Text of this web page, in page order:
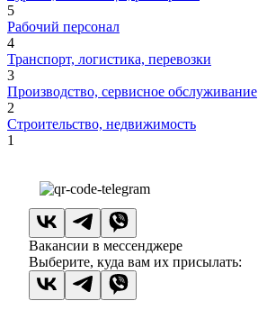
5
Рабочий персонал
4
Транспорт, логистика, перевозки
3
Производство, сервисное обслуживание
2
Строительство, недвижимость
1
Вакансии в мессенджере
Выберите, куда вам их присылать: